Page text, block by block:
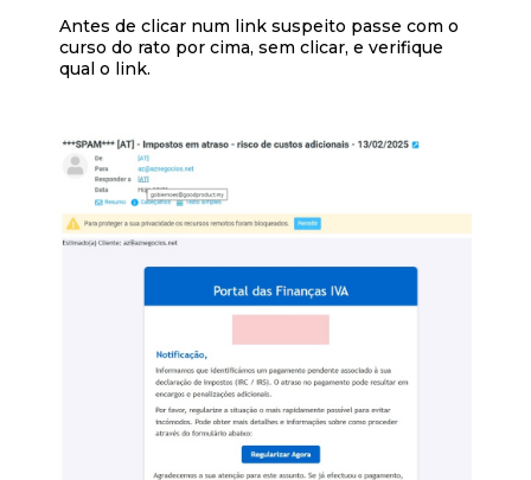
Antes de clicar num link suspeito passe com o
curso do rato por cima, sem clicar, e verifique
qual o link.